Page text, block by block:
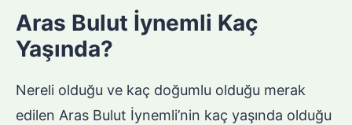
Aras Bulut İynemli Kaç
Yaşında?
Nereli olduğu ve kaç doğumlu olduğu merak
edilen Aras Bulut İynemli’nin kaç yaşında olduğu